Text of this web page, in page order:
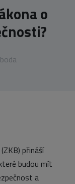
o
přináší
budou mít
a